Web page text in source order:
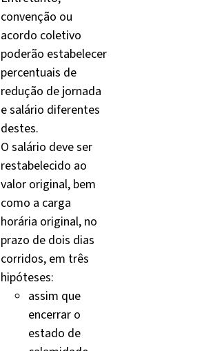
convenção ou
acordo coletivo
poderão estabelecer
percentuais de
redução de jornada
e salário diferentes
destes.
O salário deve ser
restabelecido ao
valor original, bem
como a carga
horária original, no
prazo de dois dias
corridos, em três
hipóteses:
assim que
encerrar o
estado de